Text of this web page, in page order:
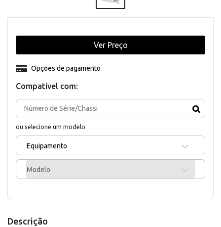
Compativel com:
ou selecione um modelo:
Equipamento
Modelo
Opções de pagamento
Ver Preço
Descrição